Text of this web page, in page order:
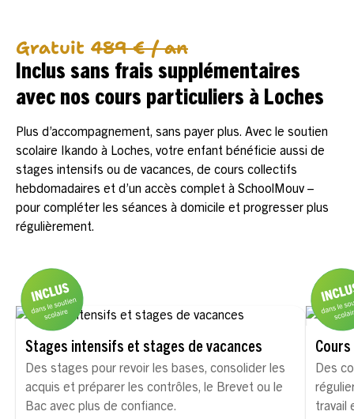
Gratuit 489 € / an
Inclus sans frais supplémentaires
avec nos cours particuliers à Loches
Plus d’accompagnement, sans payer plus. Avec le soutien
scolaire Ikando à Loches, votre enfant bénéficie aussi de
stages intensifs ou de vacances, de cours collectifs
hebdomadaires et d’un accès complet à SchoolMouv –
pour compléter les séances à domicile et progresser plus
régulièrement.
Stages intensifs et stages de vacances
Des stages pour revoir les bases, consolider les
acquis et préparer les contrôles, le Brevet ou le
Bac avec plus de confiance.
Des
travail